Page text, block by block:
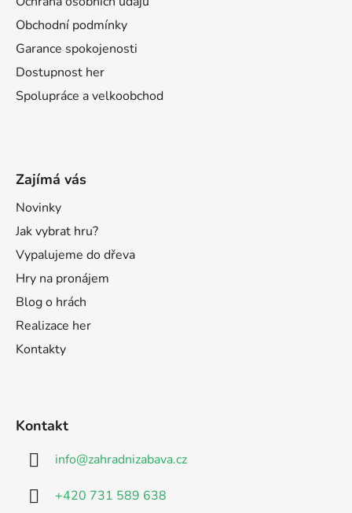
Obchodní podmínky
Garance spokojenosti
Dostupnost her
Spolupráce a velkoobchod
Zajímá vás
Novinky
Jak vybrat hru?
Vypalujeme do dřeva
Hry na pronájem
Blog o hrách
Realizace her
Kontakty
Kontakt
info@zahradnizabava.cz
+420 731 589 638